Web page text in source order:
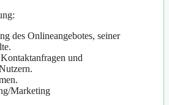
des Onlineangebotes, seiner
und
Marketing